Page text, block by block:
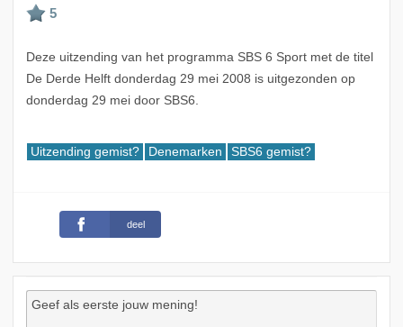
Deze uitzending van het programma SBS 6 Sport met de titel
De Derde Helft donderdag 29 mei 2008 is uitgezonden op
donderdag 29 mei door SBS6.
Uitzending gemist? Denemarken SBS6 gemist?
deel